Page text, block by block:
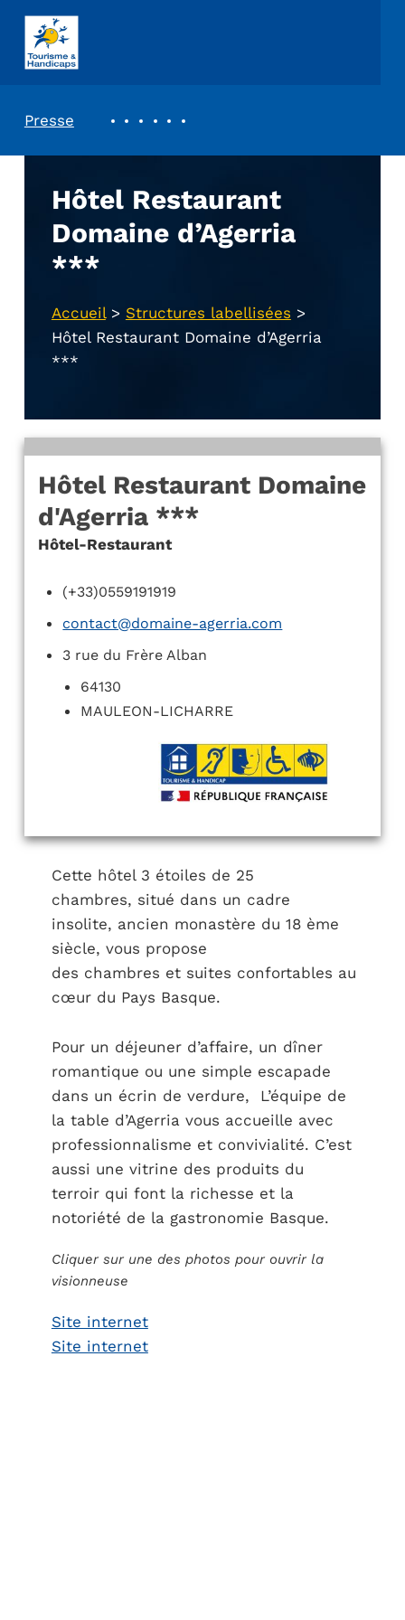
ASSOCIATION TOURISME ET HANDICAPS
Presse
Hôtel Restaurant
Domaine d’Agerria
***
Accueil> Structures labellisées >
Hôtel Restaurant Domaine d’Agerria
***
Hôtel Restaurant Domaine
d'Agerria ***
Hôtel-Restaurant
(+33)0559191919
contact@domaine-agerria.com
3 rue du Frère Alban
64130
MAULEON-LICHARRE
Cette hôtel 3 étoiles de 25
chambres, situé dans un cadre
insolite, ancien monastère du 18 ème
siècle, vous propose
des chambres et suites confortables au
cœur du Pays Basque.
Pour un déjeuner d’affaire, un dîner
romantique ou une simple escapade
dans un écrin de verdure, L’équipe de
la table d’Agerria vous accueille avec
professionnalisme et convivialité. C’est
aussi une vitrine des produits du
terroir qui font la richesse et la
notoriété de la gastronomie Basque.
Cliquer sur une des photos pour ouvrir la
visionneuse
Site internet
Site internet